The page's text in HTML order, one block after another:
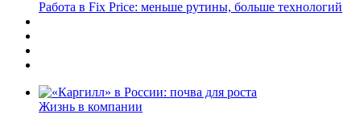
Работа в Fix Price: меньше рутины, больше технологий
Жизнь в компании